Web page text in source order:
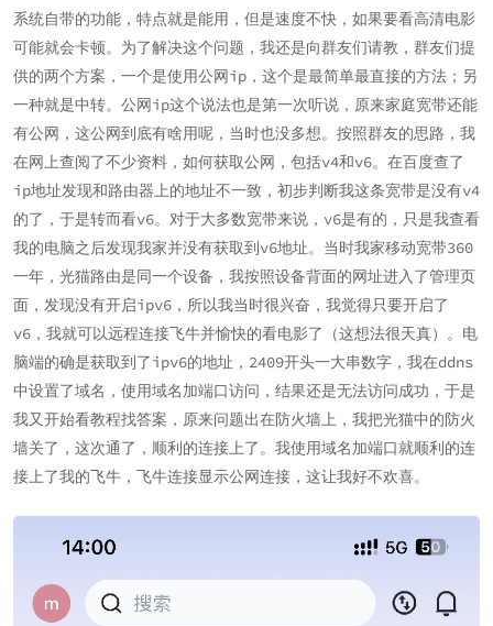
系统自带的功能，特点就是能用，但是速度不快，如果要看高清电影
可能就会卡顿。为了解决这个问题，我还是向群友们请教，群友们提
供的两个方案，一个是使用公网ip，这个是最简单最直接的方法；另
一种就是中转。公网ip这个说法也是第一次听说，原来家庭宽带还能
有公网，这公网到底有啥用呢，当时也没多想。按照群友的思路，我
在网上查阅了不少资料，如何获取公网，包括v4和v6。在百度查了
ip地址发现和路由器上的地址不一致，初步判断我这条宽带是没有v4
的了，于是转而看v6。对于大多数宽带来说，v6是有的，只是我查看
我的电脑之后发现我家并没有获取到v6地址。当时我家移动宽带360
一年，光猫路由是同一个设备，我按照设备背面的网址进入了管理页
面，发现没有开启ipv6，所以我当时很兴奋，我觉得只要开启了
v6，我就可以远程连接飞牛并愉快的看电影了（这想法很天真）。电
脑端的确是获取到了ipv6的地址，2409开头一大串数字，我在ddns
中设置了域名，使用域名加端口访问，结果还是无法访问成功，于是
我又开始看教程找答案，原来问题出在防火墙上，我把光猫中的防火
墙关了，这次通了，顺利的连接上了。我使用域名加端口就顺利的连
接上了我的飞牛，飞牛连接显示公网连接，这让我好不欢喜。